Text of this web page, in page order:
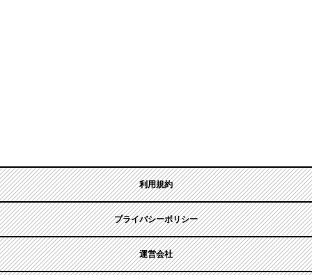
利用規約
プライバシーポリシー
運営会社